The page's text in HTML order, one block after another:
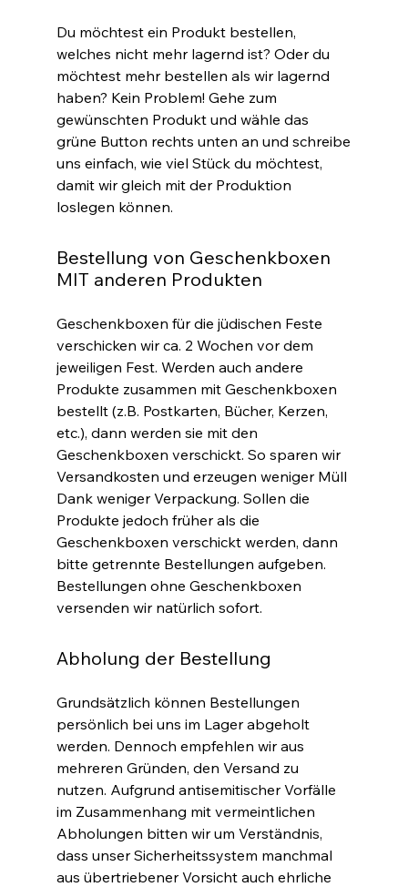
Du möchtest ein Produkt bestellen,
welches nicht mehr lagernd ist? Oder du
möchtest mehr bestellen als wir lagernd
haben? Kein Problem! Gehe zum
gewünschten Produkt und wähle das
grüne Button rechts unten an und schreibe
uns einfach, wie viel Stück du möchtest,
damit wir gleich mit der Produktion
loslegen können.
Bestellung von Geschenkboxen
MIT anderen Produkten
Geschenkboxen für die jüdischen Feste
verschicken wir ca. 2 Wochen vor dem
jeweiligen Fest. Werden auch andere
Produkte zusammen mit Geschenkboxen
bestellt (z.B. Postkarten, Bücher, Kerzen,
etc.), dann werden sie mit den
Geschenkboxen verschickt. So sparen wir
Versandkosten und erzeugen weniger Müll
Dank weniger Verpackung. Sollen die
Produkte jedoch früher als die
Geschenkboxen verschickt werden, dann
bitte getrennte Bestellungen aufgeben.
Bestellungen ohne Geschenkboxen
versenden wir natürlich sofort.
Abholung der Bestellung
Grundsätzlich können Bestellungen
persönlich bei uns im Lager abgeholt
werden. Dennoch empfehlen wir aus
mehreren Gründen, den Versand zu
nutzen. Aufgrund antisemitischer Vorfälle
im Zusammenhang mit vermeintlichen
Abholungen bitten wir um Verständnis,
dass unser Sicherheitssystem manchmal
aus übertriebener Vorsicht auch ehrliche